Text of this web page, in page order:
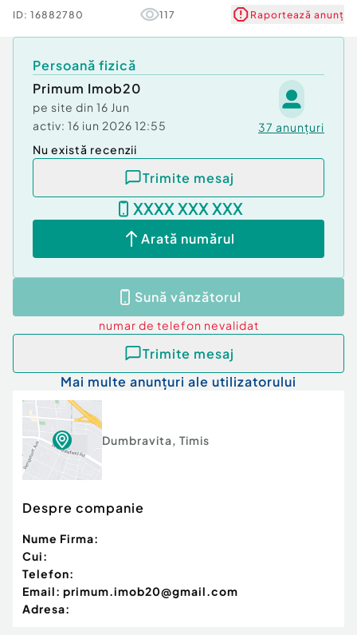
3 dormitoare mobilate
2 bai cu cabina dus si cada si geam la bai;
Terasa mare 22 mp, perfecta pentru momentele
de relaxare in aer liber
Dotari si confort tehnologic:
Incalzire cu centrala proprie cu calorifere;
Clima
Utilitati complete: Apa, gaz, curent si canalizare;
Amenajare exterioara:
Acces auto direct din strada acoperit stil carport.
ID: 16882780 117 Raportează anunț
Persoană fizică
Primum Imob20
pe site din 16 Jun
activ: 16 iun 2026 12:55 37 anunțuri
Nu există recenzii
Trimite mesaj
XXXX XXX XXX
Arată numărul
Sună vânzătorul
numar de telefon nevalidat
Trimite mesaj
Mai multe anunțuri ale utilizatorului
Dumbravita, Timis
Despre companie
Nume Firma:
Cui:
Telefon:
Email: primum.imob20@gmail.com
Adresa: